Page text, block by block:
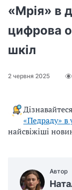
«Мрія» в
цифрова
шкіл
2 червня 2025
«Педраду» в
найсвіжіші
Автор